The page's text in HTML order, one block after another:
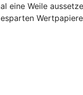
eine Weile